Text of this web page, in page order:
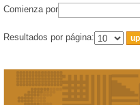
Comienza por
Resultados por página: